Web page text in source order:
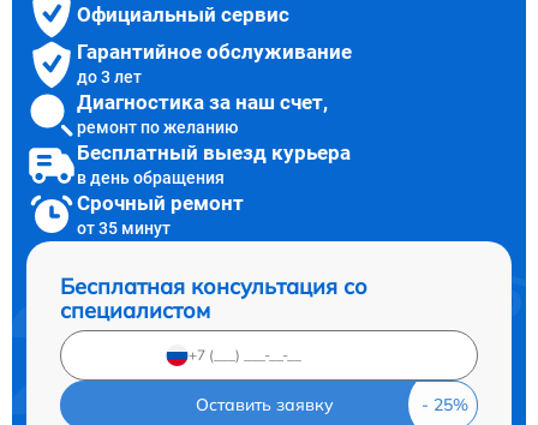
Официальный сервис
Гарантийное обслуживание
до 3 лет
Диагностика за наш счет,
ремонт по желанию
Бесплатный выезд курьера
в день обращения
Срочный ремонт
от 35 минут
Бесплатная консультация со
специалистом
Оставить заявку